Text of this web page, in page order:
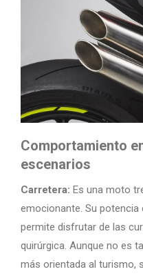
Comportamiento
escenarios
Carretera: Es una moto
emocionante. Su
permite disfrutar de las
quirúrgica. Aunque no es
más orientada al turismo,